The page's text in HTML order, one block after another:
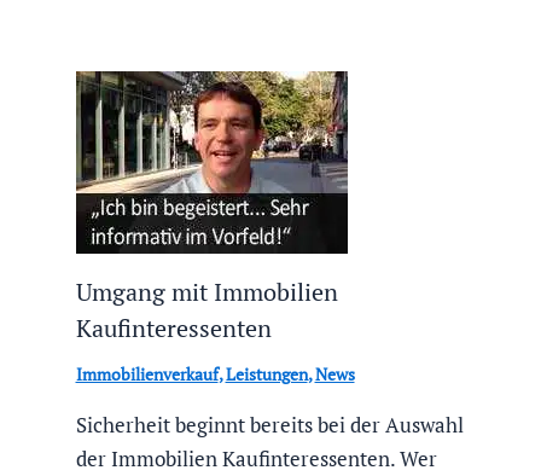
Umgang mit Immobilien
Kaufinteressenten
Immobilienverkauf,Leistungen,News
Sicherheit beginnt bereits bei der Auswahl
der Immobilien Kaufinteressenten. Wer